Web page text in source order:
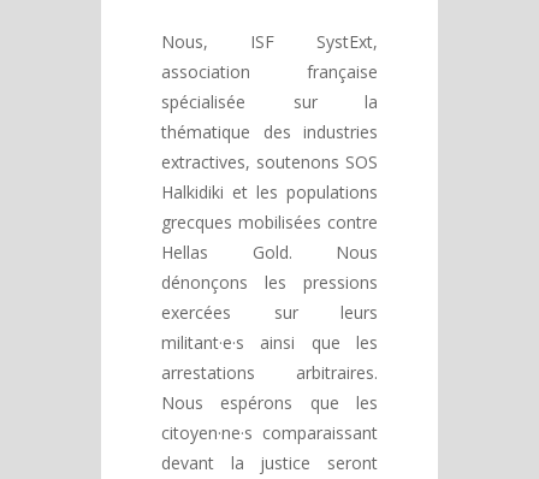
Nous, ISF SystExt,
association française
spécialisée sur la
thématique des industries
extractives, soutenons SOS
Halkidiki et les populations
grecques mobilisées contre
Hellas Gold. Nous
dénonçons les pressions
exercées sur leurs
militant·e·s ainsi que les
arrestations arbitraires.
Nous espérons que les
citoyen·ne·s comparaissant
devant la justice seront